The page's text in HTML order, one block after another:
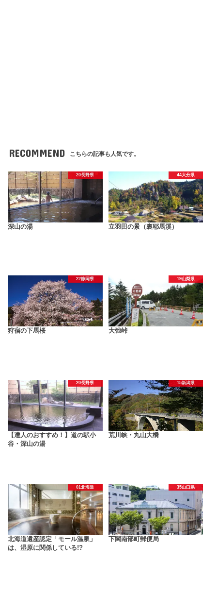
RECOMMEND こちらの記事も人気です。
20長野県
深山の湯
44大分県
立羽田の景（裏耶馬溪）
22静岡県
狩宿の下馬桜
19山梨県
大弛峠
20長野県
【達人のおすすめ！】道の駅小
谷・深山の湯
15新潟県
荒川峡・丸山大橋
01北海道
北海道遺産認定「モール温泉」
は、湿原に関係している!?
35山口県
下関南部町郵便局